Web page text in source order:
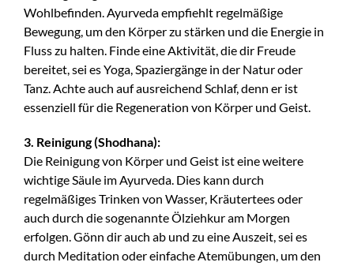
Wohlbefinden. Ayurveda empfiehlt regelmäßige
Bewegung, um den Körper zu stärken und die Energie in
Fluss zu halten. Finde eine Aktivität, die dir Freude
bereitet, sei es Yoga, Spaziergänge in der Natur oder
Tanz. Achte auch auf ausreichend Schlaf, denn er ist
essenziell für die Regeneration von Körper und Geist.
3. Reinigung (Shodhana):
Die Reinigung von Körper und Geist ist eine weitere
wichtige Säule im Ayurveda. Dies kann durch
regelmäßiges Trinken von Wasser, Kräutertees oder
auch durch die sogenannte Ölziehkur am Morgen
erfolgen. Gönn dir auch ab und zu eine Auszeit, sei es
durch Meditation oder einfache Atemübungen, um den